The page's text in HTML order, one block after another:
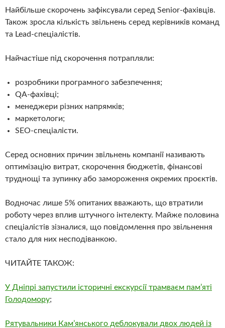
Найбільше скорочень зафіксували серед Senior-фахівців.
Також зросла кількість звільнень серед керівників команд
та Lead-спеціалістів.
Найчастіше під скорочення потрапляли:
розробники програмного забезпечення;
QA-фахівці;
менеджери різних напрямків;
маркетологи;
SEO-спеціалісти.
Серед основних причин звільнень компанії називають
оптимізацію витрат, скорочення бюджетів, фінансові
труднощі та зупинку або замороження окремих проєктів.
Водночас лише 5% опитаних вважають, що втратили
роботу через вплив штучного інтелекту. Майже половина
спеціалістів зізналися, що повідомлення про звільнення
стало для них несподіванкою.
ЧИТАЙТЕ ТАКОЖ:
У Дніпрі запустили історичні екскурсії трамваєм пам’яті
Голодомору;
Рятувальники Камʼянського деблокували двох людей із